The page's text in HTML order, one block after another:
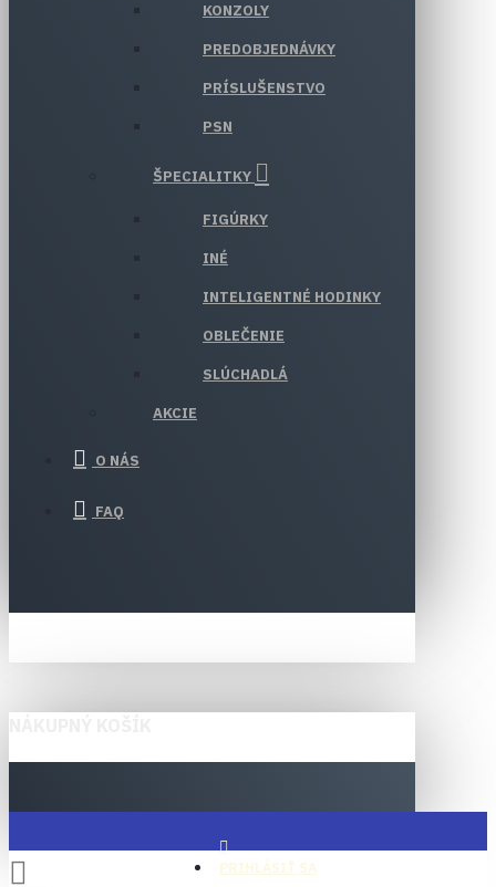
KONZOLY
PREDOBJEDNÁVKY
PRÍSLUŠENSTVO
PSN
ŠPECIALITKY
FIGÚRKY
INÉ
INTELIGENTNÉ HODINKY
OBLEČENIE
SLÚCHADLÁ
AKCIE
O NÁS
FAQ
PRIHLÁSIŤ SA